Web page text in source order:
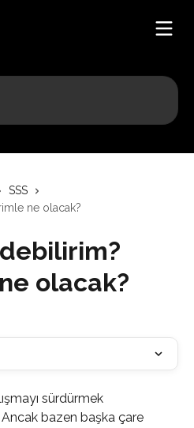
SSS
ne olacak?
olacak?
sürdürmek
bazen başka çare